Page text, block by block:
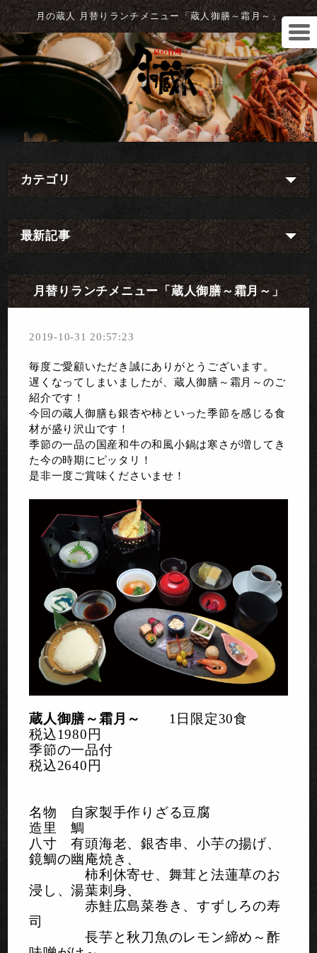
月の蔵人 月替りランチメニュー「蔵人御膳～霜月～」
カテゴリ
最新記事
月替りランチメニュー「蔵人御膳～霜月～」
2019-10-31 20:57:23
毎度ご愛顧いただき誠にありがとうございます。
遅くなってしまいましたが、蔵人御膳～霜月～のご
紹介です！
今回の蔵人御膳も銀杏や柿といった季節を感じる食
材が盛り沢山です！
季節の一品の国産和牛の和風小鍋は寒さが増してき
た今の時期にピッタリ！
是非一度ご賞味くださいませ！
蔵人御膳～霜月～ 1日限定30食
税込1980円
季節の一品付
税込2640円
名物 自家製手作りざる豆腐
造里 鯛
八寸 有頭海老、銀杏串、小芋の揚げ、
鏡鯛の幽庵焼き、
柿利休寄せ、舞茸と法蓮草のお
浸し、湯葉刺身、
赤鮭広島菜巻き、すずしろの寿
司
長芋と秋刀魚のレモン締め～酢